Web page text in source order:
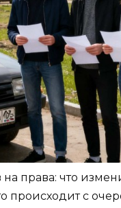
права: что
происходит с